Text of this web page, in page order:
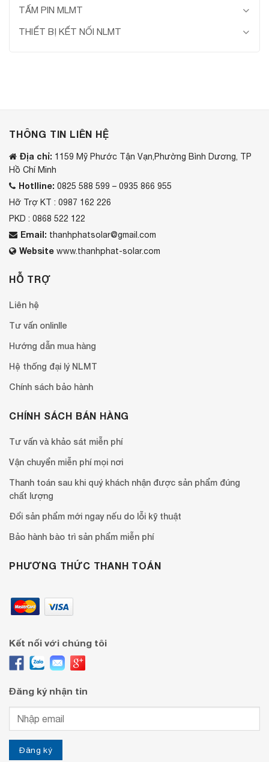
TẤM PIN MLMT
THIẾT BỊ KẾT NỐI NLMT
THÔNG TIN LIÊN HỆ
Địa chỉ: 1159 Mỹ Phước Tận Vạn,Phường Bình Dương, TP
Hồ Chí Minh
Hotlline: 0825 588 599 – 0935 866 955
Hỡ Trợ KT : 0987 162 226
PKD : 0868 522 122
Email: thanhphatsolar@gmail.com
Website www.thanhphat-solar.com
HỖ TRỢ
Liên hệ
Tư vấn onlinlle
Hướng dẫn mua hàng
Hệ thống đại lý NLMT
Chính sách bảo hành
CHÍNH SÁCH BÁN HÀNG
Tư vấn và khảo sát miễn phí
Vận chuyển miễn phí mọi nơi
Thanh toán sau khi quý khách nhận được sản phẩm đúng
chất lượng
Đổi sản phẩm mới ngay nếu do lỗi kỹ thuật
Bảo hành bào trì sản phẩm miễn phí
PHƯƠNG THỨC THANH TOÁN
Kết nối với chúng tôi
Đăng ký nhận tin